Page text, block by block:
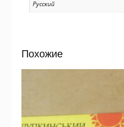
Русский
Похожие